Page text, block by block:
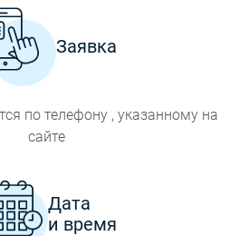
Заявка
по телефону , указанному на
сайте
Дата
и время